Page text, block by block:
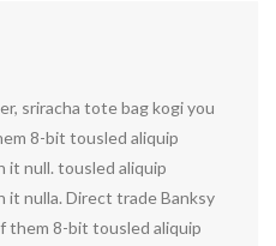
sriracha tote bag kogi you
8-bit tousled aliquip
it null. tousled aliquip
nulla. Direct trade Banksy
them 8-bit tousled aliquip